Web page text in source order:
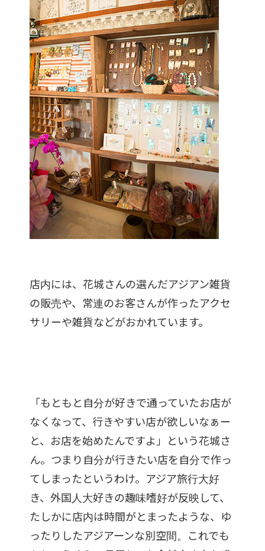
店内には、花城さんの選んだアジアン雑貨
の販売や、常連のお客さんが作ったアクセ
サリーや雑貨などがおかれています。
「もともと自分が好きで通っていたお店が
なくなって、行きやすい店が欲しいなぁー
と、お店を始めたんですよ」という花城さ
ん。つまり自分が行きたい店を自分で作っ
てしまったというわけ。アジア旅行大好
き、外国人大好きの趣味嗜好が反映して、
たしかに店内は時間がとまったような、ゆ
ったりしたアジアーンな別空間。これでも